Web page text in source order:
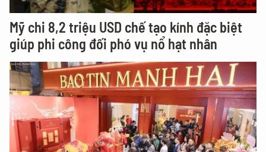
Mỹ chi 8,2 triệu USD chế tạo kính đặc biệt
giúp phi công đối phó vụ nổ hạt nhân